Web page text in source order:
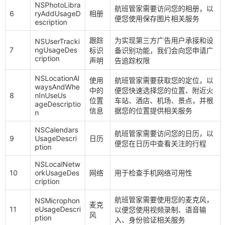
6
NSPhotoLibra
ryAddUsageD
escription
相册
航班管家需要访问您的相册，以
便您使用保存图片相关服务
7
NSUserTracki
ngUsageDes
cription
跟踪
标识
声明
为实现第三方广告用户承接和设
备识别功能，我们会向您申请广
告追踪权限
8
NSLocationAl
waysAndWhe
nInUseUs
ageDescriptio
n
使用
中的
位置
信息
航班管家需要获取您的定位，以
便您快速选择您的位置、附近火
车站、酒店、机场、景点，并根
据您的位置提供相关服务
9
NSCalendars
UsageDescri
ption
日历
航班管家需要访问您的日历，以
便您在日历中查看关注的行程
10
NSLocalNetw
orkUsageDes
cription
网络 用于检查手机网络可用性
11
NSMicrophon
eUsageDescri
ption
麦克
风
航班管家需要使用您的麦克风，
以便您使用视频录制、语音输
入、身份验证相关服务